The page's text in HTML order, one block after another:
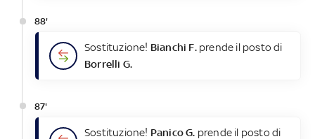
88'
Sostituzione! Bianchi F.prende il posto di
Borrelli G.
87'
Sostituzione! Panico G. prende il posto di